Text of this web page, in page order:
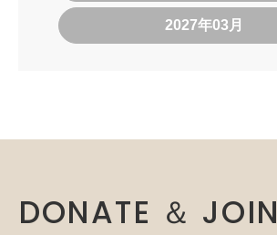
2027年03月
DONATE ＆ JOIN